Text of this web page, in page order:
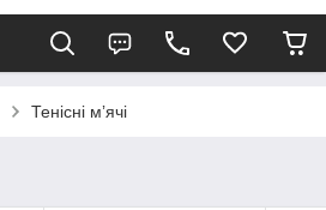
Тенісні мʼячі